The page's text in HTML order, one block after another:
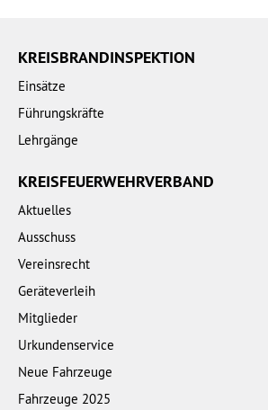
KREISBRANDINSPEKTION
Einsätze
Führungskräfte
Lehrgänge
KREISFEUERWEHRVERBAND
Aktuelles
Ausschuss
Vereinsrecht
Geräteverleih
Mitglieder
Urkundenservice
Neue Fahrzeuge
Fahrzeuge 2025